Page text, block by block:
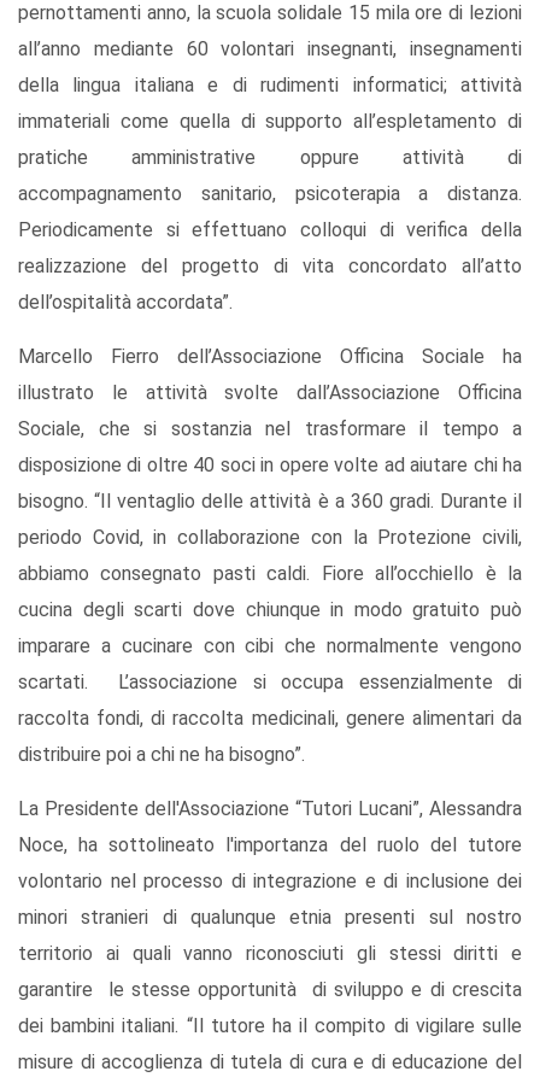
pernottamenti anno, la scuola solidale 15 mila ore di lezioni
all’anno mediante 60 volontari insegnanti, insegnamenti
della lingua italiana e di rudimenti informatici; attività
immateriali come quella di supporto all’espletamento di
pratiche amministrative oppure attività di
accompagnamento sanitario, psicoterapia a distanza.
Periodicamente si effettuano colloqui di verifica della
realizzazione del progetto di vita concordato all’atto
dell’ospitalità accordata”.
Marcello Fierro dell’Associazione Officina Sociale ha
illustrato le attività svolte dall’Associazione Officina
Sociale, che si sostanzia nel trasformare il tempo a
disposizione di oltre 40 soci in opere volte ad aiutare chi ha
bisogno. “Il ventaglio delle attività è a 360 gradi. Durante il
periodo Covid, in collaborazione con la Protezione civili,
abbiamo consegnato pasti caldi. Fiore all’occhiello è la
cucina degli scarti dove chiunque in modo gratuito può
imparare a cucinare con cibi che normalmente vengono
scartati. L’associazione si occupa essenzialmente di
raccolta fondi, di raccolta medicinali, genere alimentari da
distribuire poi a chi ne ha bisogno”.
La Presidente dell'Associazione “Tutori Lucani”, Alessandra
Noce, ha sottolineato l'importanza del ruolo del tutore
volontario nel processo di integrazione e di inclusione dei
minori stranieri di qualunque etnia presenti sul nostro
territorio ai quali vanno riconosciuti gli stessi diritti e
garantire le stesse opportunità di sviluppo e di crescita
dei bambini italiani. “Il tutore ha il compito di vigilare sulle
misure di accoglienza di tutela di cura e di educazione del